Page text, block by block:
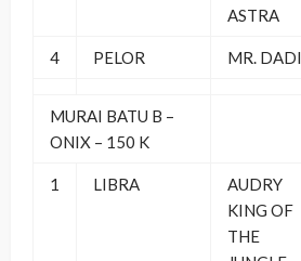
ASTRA
4 PELOR MR. DADI
MURAI BATU B –
ONIX – 150 K
1 LIBRA
AUDRY
KING OF
THE